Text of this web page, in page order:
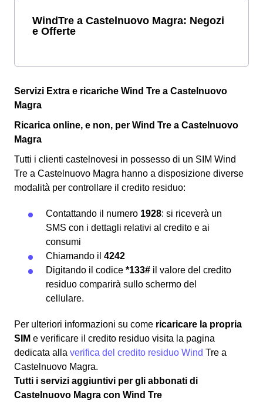
WindTre a Castelnuovo Magra: Negozi
e Offerte
Servizi Extra e ricariche Wind Tre a Castelnuovo
Magra
Ricarica online, e non, per Wind Tre a Castelnuovo
Magra
Tutti i clienti castelnovesi in possesso di un SIM Wind
Tre a Castelnuovo Magra hanno a disposizione diverse
modalità per controllare il credito residuo:
Contattando il numero 1928: si riceverà un
SMS con i dettagli relativi al credito e ai
consumi
Chiamando il 4242
Digitando il codice *133# il valore del credito
residuo comparirà sullo schermo del
cellulare.
Per ulteriori informazioni su come ricaricare la propria
SIM e verificare il credito residuo visita la pagina
dedicata alla verifica del credito residuo Wind Tre a
Castelnuovo Magra.
Tutti i servizi aggiuntivi per gli abbonati di
Castelnuovo Magra con Wind Tre